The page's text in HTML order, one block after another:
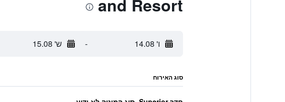
and Resort
ו' 14.08 - ש' 15.08
סוג האירוח